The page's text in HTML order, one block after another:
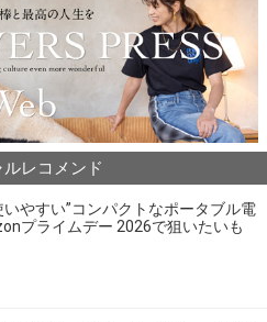
レコメンド
いやすい”コンパクトなポータブル電
プライムデー 2026で狙いたいも